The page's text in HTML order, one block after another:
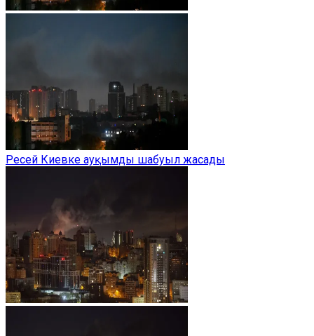
Ресей Киевке ауқымды шабуыл жасады